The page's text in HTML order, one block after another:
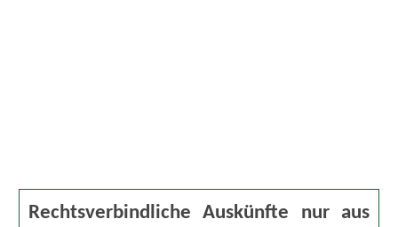
Rechtsverbindliche Auskünfte nur aus